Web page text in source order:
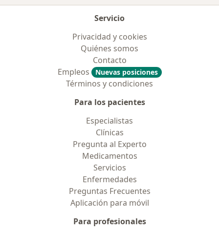
Servicio
Privacidad y cookies
Quiénes somos
Contacto
Empleos
Nuevas posiciones
Términos y condiciones
Para los pacientes
Especialistas
Clínicas
Pregunta al Experto
Medicamentos
Servicios
Enfermedades
Preguntas Frecuentes
Aplicación para móvil
Para profesionales